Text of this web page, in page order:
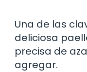
Una de las
deliciosa
precisa de
agregar.